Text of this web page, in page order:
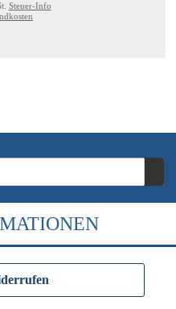
Steuer-Info